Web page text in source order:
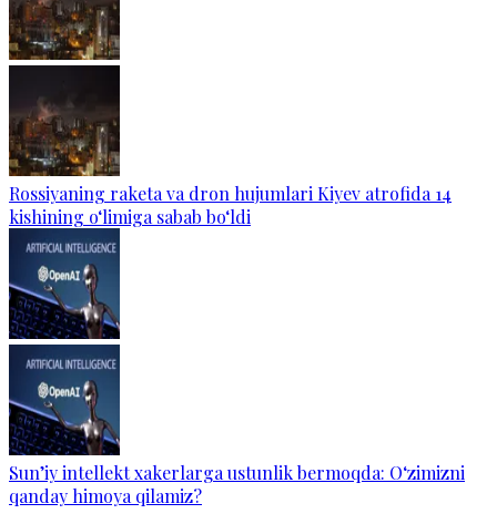
Rossiyaning raketa va dron hujumlari Kiyev atrofida 14
kishining o‘limiga sabab bo‘ldi
Sun’iy intellekt xakerlarga ustunlik bermoqda: O‘zimizni
qanday himoya qilamiz?